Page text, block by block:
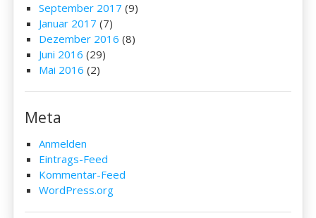
September 2017 (9)
Januar 2017 (7)
Dezember 2016 (8)
Juni 2016 (29)
Mai 2016 (2)
Meta
Anmelden
Eintrags-Feed
Kommentar-Feed
WordPress.org